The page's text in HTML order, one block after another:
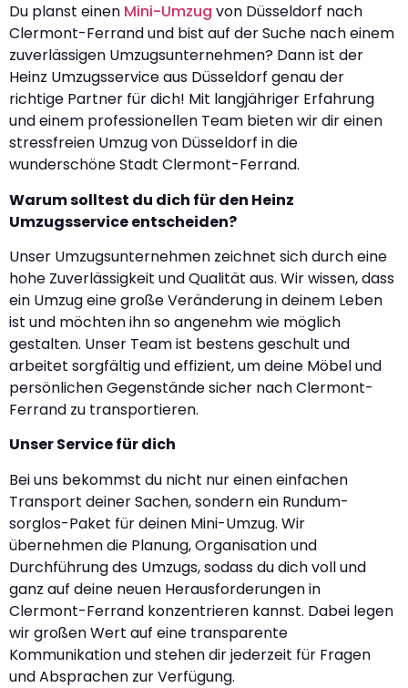
Du planst einen Mini-Umzug von Düsseldorf nach
Clermont-Ferrand und bist auf der Suche nach einem
zuverlässigen Umzugsunternehmen? Dann ist der
Heinz Umzugsservice aus Düsseldorf genau der
richtige Partner für dich! Mit langjähriger Erfahrung
und einem professionellen Team bieten wir dir einen
stressfreien Umzug von Düsseldorf in die
wunderschöne Stadt Clermont-Ferrand.
Warum solltest du dich für den Heinz
Umzugsservice entscheiden?
Unser Umzugsunternehmen zeichnet sich durch eine
hohe Zuverlässigkeit und Qualität aus. Wir wissen, dass
ein Umzug eine große Veränderung in deinem Leben
ist und möchten ihn so angenehm wie möglich
gestalten. Unser Team ist bestens geschult und
arbeitet sorgfältig und effizient, um deine Möbel und
persönlichen Gegenstände sicher nach Clermont-
Ferrand zu transportieren.
Unser Service für dich
Bei uns bekommst du nicht nur einen einfachen
Transport deiner Sachen, sondern ein Rundum-
sorglos-Paket für deinen Mini-Umzug. Wir
übernehmen die Planung, Organisation und
Durchführung des Umzugs, sodass du dich voll und
ganz auf deine neuen Herausforderungen in
Clermont-Ferrand konzentrieren kannst. Dabei legen
wir großen Wert auf eine transparente
Kommunikation und stehen dir jederzeit für Fragen
und Absprachen zur Verfügung.